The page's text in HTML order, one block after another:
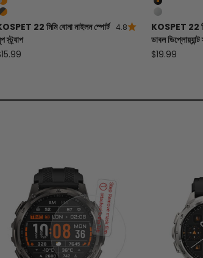
সিলভার গ্রে/কমলা স্ট্রাইপ
গাঢ় ধূসর/কমলা স্ট্রাইপ
22 মিমি বোনা নাইলন স্পোর্ট
স্ট্র্যাপ
4.8
মূল্য
কালো
সিলভার
KOSPET 22
ডাবল ডিপ্লোয়্যান্ট
বিক্রয় মূল্য
$19.99